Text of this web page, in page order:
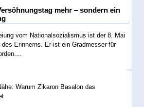
mehr – sondern ein
vom Nationalsozialismus ist der 8. Mai
des Erinnerns. Er ist ein Gradmesser für